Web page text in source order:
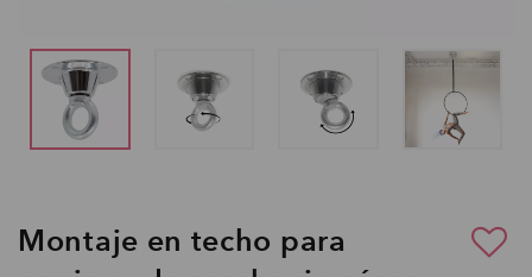
Montaje en techo para